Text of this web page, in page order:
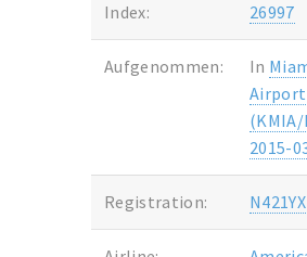
Index:
26997
Aufgenommen: In
Airport
(KMIA/
2015-
Registration: N421YX